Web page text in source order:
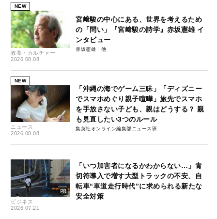
NEW
教養・カルチャー
2026.08.08
宮﨑駿の中心にある、世界を考えるため
の「問い」『宮﨑駿の詩学』赤坂憲雄 イ
ンタビュー
赤坂憲雄
NEW
ニュース
2026.08.08
「沖縄の海でゲーム三昧」「ディズニー
でスマホめぐり親子喧嘩」旅先でスマホ
を手放さない子ども、親はどうする？ 親
も見直したい3つのルール
集英社オンライン編集部ニュース班
ビジネス
2026.07.21
「いつ加害者になるかわからない…」青
切符導入で増す大型トラックの不安、自
転車“車道走行時代”に求められる新たな
安全対策